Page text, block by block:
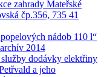
zahrady Mateřské
čp.356, 735 41
nádob 110 l“
2014
služby dodávky elektřiny
a jeho